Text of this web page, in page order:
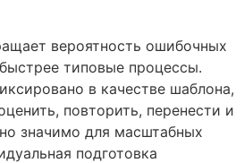
вероятность ошибочных
типовые процессы.
в качестве шаблона,
повторить, перенести и
значимо для масштабных
подготовка